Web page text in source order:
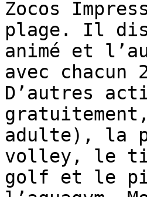
Zocos
plage. Il
animé et
avec
D’autres
adulte), la
volley, le
golf et le